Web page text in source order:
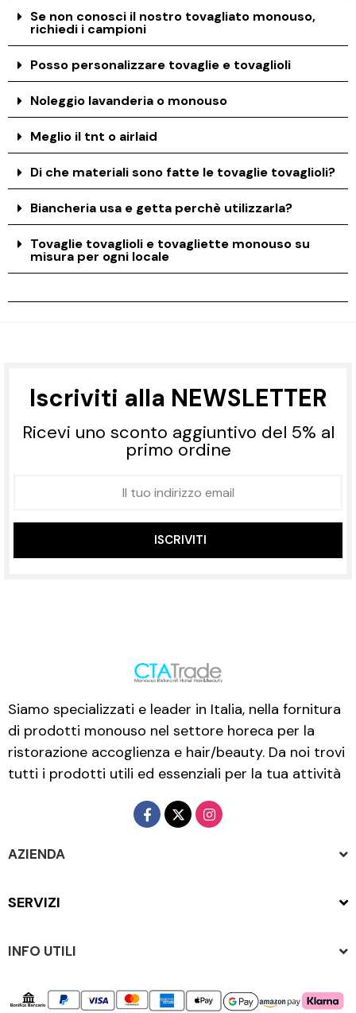
Se non conosci il nostro tovagliato monouso,
richiedi i campioni
Posso personalizzare tovaglie e tovaglioli
Noleggio lavanderia o monouso
Meglio il tnt o airlaid
Di che materiali sono fatte le tovaglie tovaglioli?
Biancheria usa e getta perchè utilizzarla?
Tovaglie tovaglioli e tovagliette monouso su
misura per ogni locale
Iscriviti alla NEWSLETTER
Ricevi uno sconto aggiuntivo del 5% al
primo ordine
ISCRIVITI
Siamo specializzati e leader in Italia, nella fornitura
di prodotti monouso nel settore horeca per la
ristorazione accoglienza e hair/beauty. Da noi trovi
tutti i prodotti utili ed essenziali per la tua attività
AZIENDA
SERVIZI
INFO UTILI